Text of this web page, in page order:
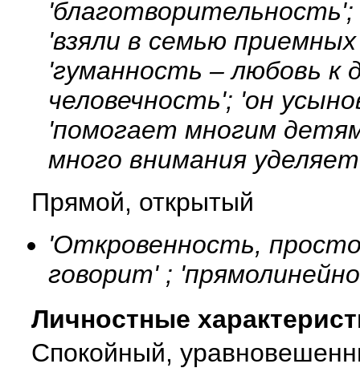
'взяли в семью
'гуманность – любовь к
человечность'; 'он
'помогает многим
много внимания
Прямой, открытый
'Откровенность,
говорит' ;
Личностные
Спокойный,